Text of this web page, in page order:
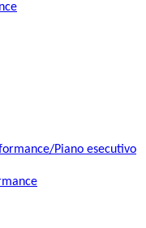
Piano esecutivo